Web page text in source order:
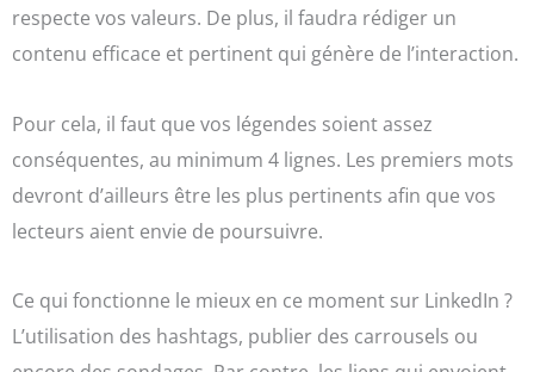
respecte vos valeurs. De plus, il faudra rédiger un
contenu efficace et pertinent qui génère de l’interaction.
Pour cela, il faut que vos légendes soient assez
conséquentes, au minimum 4 lignes. Les premiers mots
devront d’ailleurs être les plus pertinents afin que vos
lecteurs aient envie de poursuivre.
Ce qui fonctionne le mieux en ce moment sur LinkedIn ?
L’utilisation des hashtags, publier des carrousels ou